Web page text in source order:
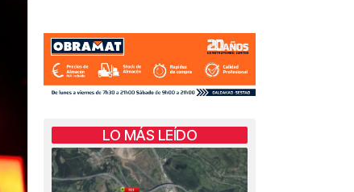
LO MÁS LEÍDO